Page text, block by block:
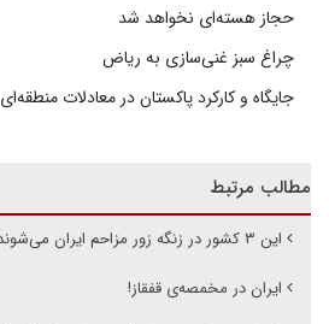
حجاز هسته‌ای نخواهد شد
چراغ سبز غنی‌سازی به ریاض
جایگاه و کارکرد پاکستان در معادلات منطقه‌ای
مطالب مرتبط
این ۳ کشور در زنگه زور مزاحم ایران می‌شوند؟
ایران در مخمصەی قفقاز!